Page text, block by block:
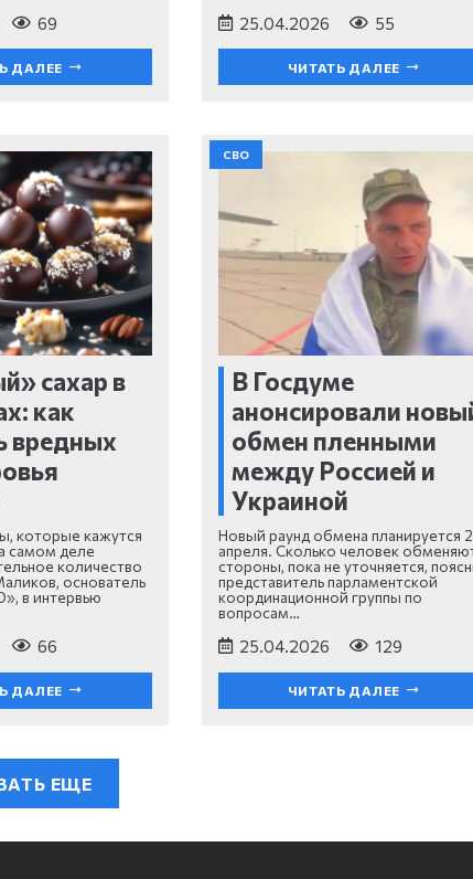
69
ДАЛЕЕ
25.04.2026 55
ЧИТАТЬ ДАЛЕЕ
сахар в
как
вредных
которые кажутся
самом деле
количество
основатель
в интервью
66
ДАЛЕЕ
СВО
В Госдуме
анонсировали
обмен пленными
между Россией и
Украиной
Новый раунд обмена планируется
апреля. Сколько человек
стороны, пока не уточняется,
представитель парламентской
координационной группы по
вопросам…
25.04.2026 129
ЧИТАТЬ ДАЛЕЕ
ЕЩЕ